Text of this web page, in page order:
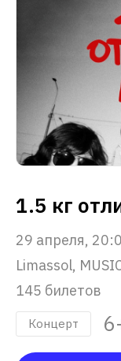
1.5 кг
29 апреля,
Limassol,
145 билетов
Концерт